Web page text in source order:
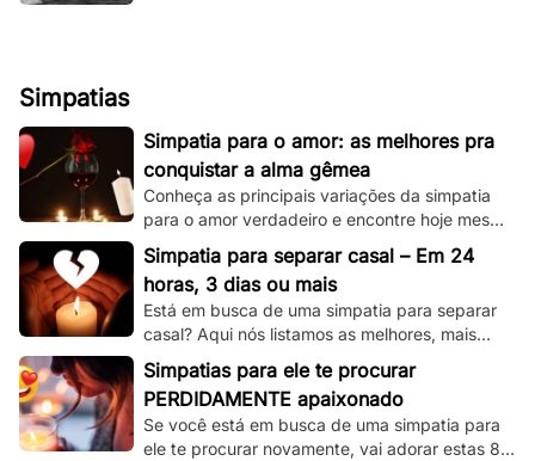
Simpatias
Simpatia para o amor: as melhores pra
conquistar a alma gêmea
Conheça as principais variações da simpatia
para o amor verdadeiro e encontre hoje mesmo
sua alma gêmea! Todas são simples de se
fazer!
Simpatia para separar casal – Em 24
horas, 3 dias ou mais
Está em busca de uma simpatia para separar
casal? Aqui nós listamos as melhores, mais
simples e mais funcionais simpatias desse tipo!
Simpatias para ele te procurar
PERDIDAMENTE apaixonado
Se você está em busca de uma simpatia para
ele te procurar novamente, vai adorar estas 8